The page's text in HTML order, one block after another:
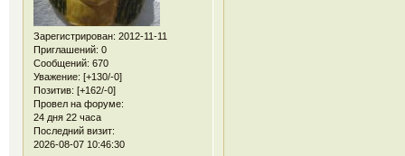
Зарегистрирован: 2012-11-11
Приглашений: 0
Сообщений: 670
Уважение: [+130/-0]
Позитив: [+162/-0]
Провел на форуме:
24 дня 22 часа
Последний визит:
2026-08-07 10:46:30